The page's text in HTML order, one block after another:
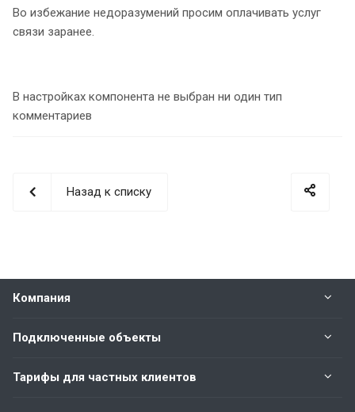
Во избежание недоразумений просим оплачивать услуг
связи заранее.
В настройках компонента не выбран ни один тип
комментариев
Назад к списку
Компания
Подключенные объекты
Тарифы для частных клиентов